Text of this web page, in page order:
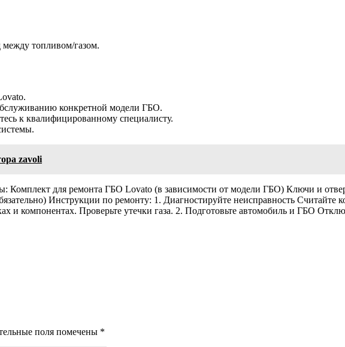
между топливом/газом.
конкретной модели ГБО.
к квалифицированному специалисту.
zavoli
Комплект для ремонта ГБО Lovato (в зависимости от модели ГБО) Ключи и
Инструкции по ремонту: 1. Диагностируйте неисправность
и компонентах. Проверьте утечки газа. 2. Подготовьте автомобиль и ГБО
поля помечены *